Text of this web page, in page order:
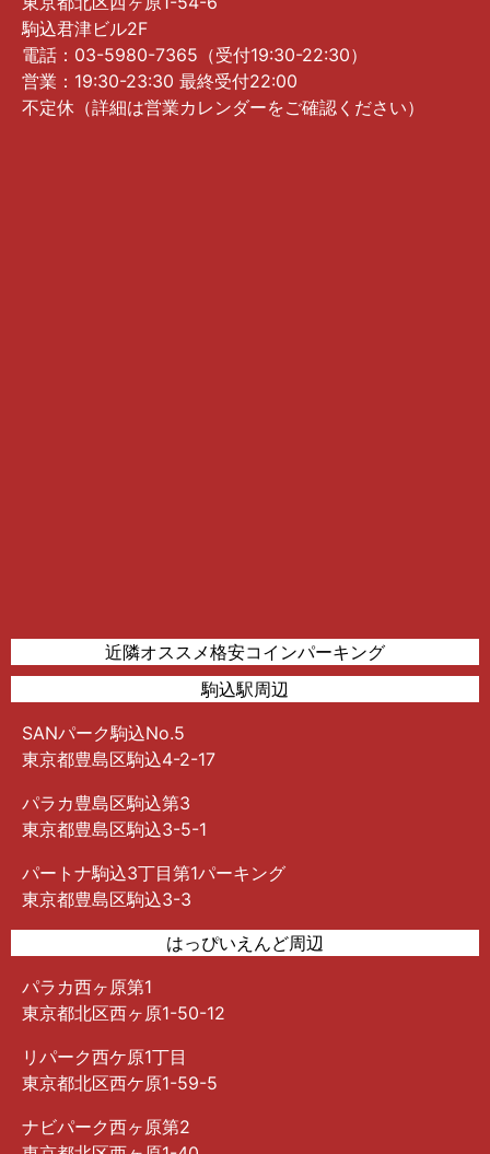
駒込君津ビル2F
電話：03-5980-7365（受付19:30-22:30）
営業：19:30-23:30 最終受付22:00
不定休（詳細は営業カレンダーをご確認ください）
近隣オススメ格安コインパーキング
駒込駅周辺
SANパーク駒込No.5
東京都豊島区駒込4-2-17
パラカ豊島区駒込第3
東京都豊島区駒込3-5-1
パートナ駒込3丁目第1パーキング
東京都豊島区駒込3-3
はっぴいえんど周辺
パラカ西ヶ原第1
東京都北区西ヶ原1-50-12
リパーク西ケ原1丁目
東京都北区西ケ原1-59-5
ナビパーク西ヶ原第2